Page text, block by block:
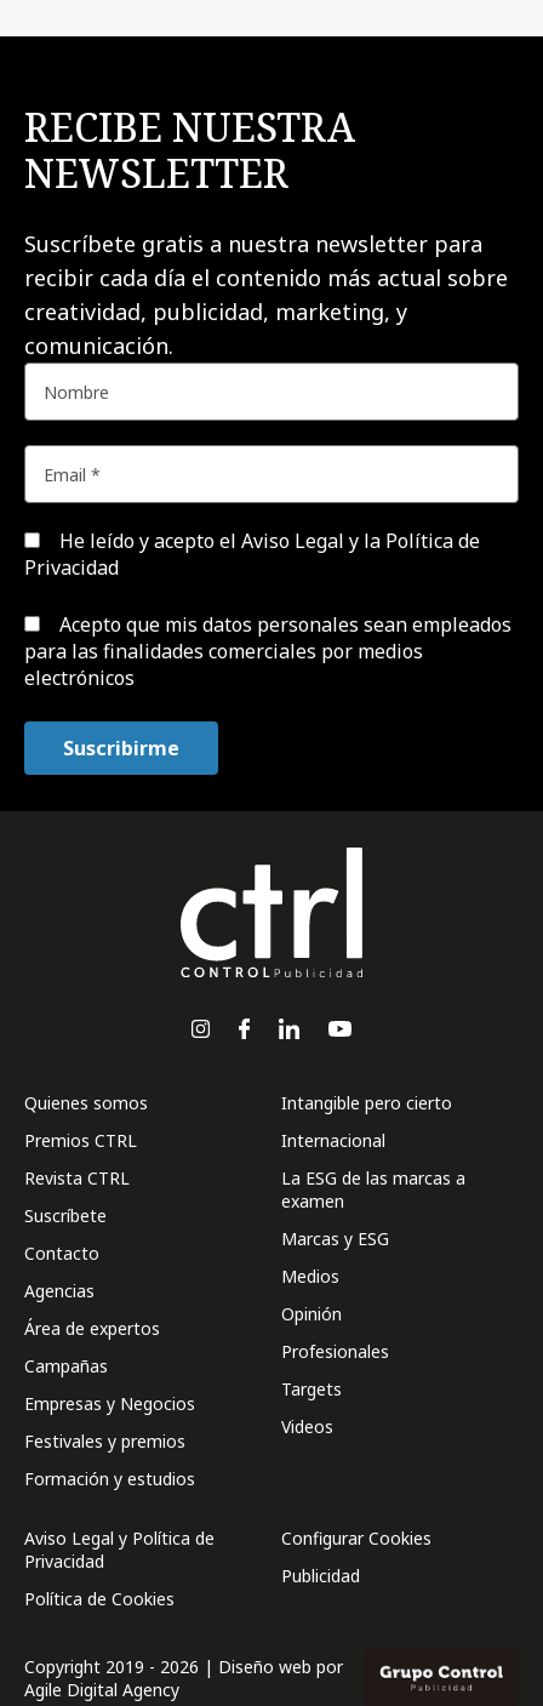
RECIBE NUESTRA
NEWSLETTER
Suscríbete gratis a nuestra newsletter para
recibir cada día el contenido más actual sobre
creatividad, publicidad, marketing, y
comunicación.
He leído y acepto el Aviso Legal y la Política de
Privacidad
Acepto que mis datos personales sean empleados
para las finalidades comerciales por medios
electrónicos
Quienes somos
Premios CTRL
Revista CTRL
Suscríbete
Contacto
Agencias
Área de expertos
Campañas
Empresas y Negocios
Festivales y premios
Formación y estudios
Intangible pero cierto
Internacional
La ESG de las marcas a
examen
Marcas y ESG
Medios
Opinión
Profesionales
Targets
Videos
Aviso Legal y Política de
Privacidad
Política de Cookies
Configurar Cookies
Publicidad
Copyright 2019 - 2026 | Diseño web por
Agile Digital Agency